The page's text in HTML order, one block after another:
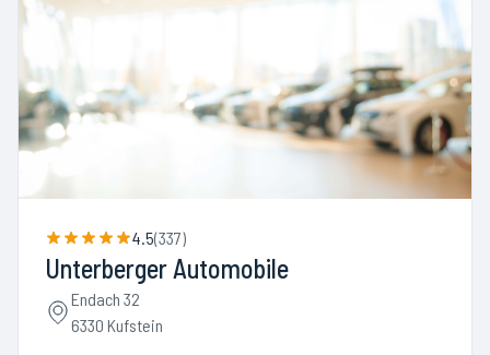
4.5(337)
Unterberger Automobile
Endach 32
6330 Kufstein